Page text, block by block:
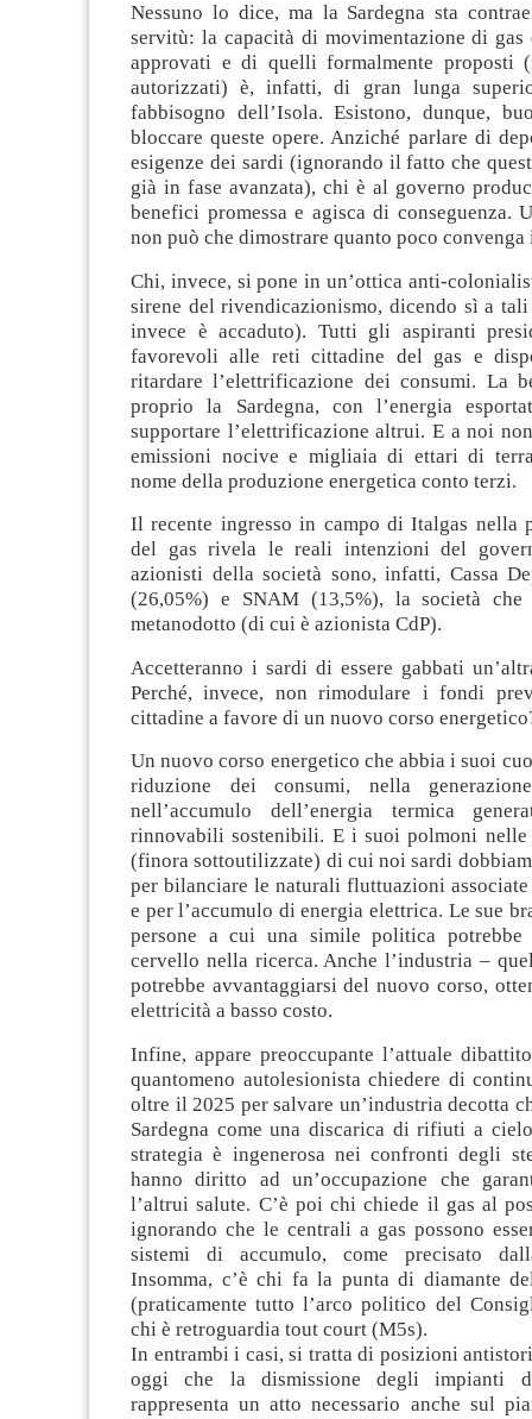
Nessuno lo dice, ma la Sardegna sta
servitù: la capacità di movimentazione di
approvati e di quelli formalmente proposti
autorizzati) è, infatti, di gran lunga
fabbisogno dell’Isola. Esistono, dunque,
bloccare queste opere. Anziché parlare di
esigenze dei sardi (ignorando il fatto che
già in fase avanzata), chi è al governo
benefici promessa e agisca di conseguenza.
non può che dimostrare quanto poco
Chi, invece, si pone in un’ottica anti-
sirene del rivendicazionismo, dicendo sì a
invece è accaduto). Tutti gli aspiranti
favorevoli alle reti cittadine del gas e
ritardare l’elettrificazione dei consumi. La
proprio la Sardegna, con l’energia
supportare l’elettrificazione altrui. E a noi
emissioni nocive e migliaia di ettari di
nome della produzione energetica conto terzi.
Il recente ingresso in campo di Italgas nella
del gas rivela le reali intenzioni del
azionisti della società sono, infatti, Cassa
(26,05%) e SNAM (13,5%), la società
metanodotto (di cui è azionista CdP).
Accetteranno i sardi di essere gabbati
Perché, invece, non rimodulare i fondi
cittadine a favore di un nuovo corso
Un nuovo corso energetico che abbia i suoi
riduzione dei consumi, nella
nell’accumulo dell’energia termica
rinnovabili sostenibili. E i suoi polmoni nelle
(finora sottoutilizzate) di cui noi sardi
per bilanciare le naturali fluttuazioni
e per l’accumulo di energia elettrica. Le sue
persone a cui una simile politica
cervello nella ricerca. Anche l’industria –
potrebbe avvantaggiarsi del nuovo corso,
elettricità a basso costo.
Infine, appare preoccupante l’attuale
quantomeno autolesionista chiedere di
oltre il 2025 per salvare un’industria decotta
Sardegna come una discarica di rifiuti a
strategia è ingenerosa nei confronti degli
hanno diritto ad un’occupazione che
l’altrui salute. C’è poi chi chiede il gas al
ignorando che le centrali a gas possono
sistemi di accumulo, come precisato
Insomma, c’è chi fa la punta di diamante
(praticamente tutto l’arco politico del
chi è retroguardia tout court (M5s).
In entrambi i casi, si tratta di posizioni
oggi che la dismissione degli impianti
rappresenta un atto necessario anche sul